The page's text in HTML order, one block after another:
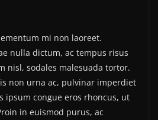
mi non laoreet.
nulla dictum, ac tempus risus
nisl, sodales malesuada tortor.
non urna ac, pulvinar imperdiet
ipsum congue eros rhoncus, ut
in euismod purus, ac